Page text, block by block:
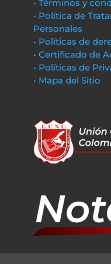
• Términos y
• Política de
Personales
• Políticas de
• Certificado de
• Políticas de
• Mapa del Sitio